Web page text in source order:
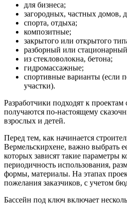
для бизнеса;
загородных, частных домов,
спорта, отдыха;
композитные;
закрытого или открытого
разборный или
из стекловолокна, бетона;
гидромассажные;
спортивные варианты (если
участки).
Разработчики подходят к проектам
получаются по-настоящему
взрослых и детей.
Перед тем, как начинается
Вермельскирхене, важно выбрать
которых зависят такие параметры
периодичность использования,
формы, материалы. На этапах
пожелания заказчиков, с учетом
Бассейн под ключ включает